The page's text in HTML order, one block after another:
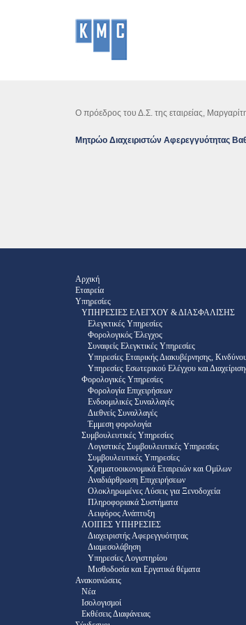
Ο πρόεδρος του Δ.Σ. της εταιρείας,
Μητρώο Διαχειριστών Αφερεγγυότητας
Αρχική
Εταιρεία
Υπηρεσίες
ΥΠΗΡΕΣΙΕΣ ΕΛΕΓΧΟΥ & ΔΙΑΣΦΑΛΙΣΗΣ
Ελεγκτικές Υπηρεσίες
Φορολογικός Έλεγχος
Συναφείς Ελεγκτικές Υπηρεσίες
Υπηρεσίες Εταιρικής Διακυβέρνησης,
Υπηρεσίες Εσωτερικού Ελέγχου και
Φορολογικές Υπηρεσίες
Φορολογία Επιχειρήσεων
Ενδοομιλικές Συναλλαγές
Διεθνείς Συναλλαγές
Έμμεση φορολογία
Συμβουλευτικές Υπηρεσίες
Λογιστικές Συμβουλευτικές Υπηρεσίες
Συμβουλευτικές Υπηρεσίες
Χρηματοοικονομικά Εταιρειών και Ομίλων
Αναδιάρθρωση Επιχειρήσεων
Ολοκληρωμένες Λύσεις για Ξενοδοχεία
Πληροφοριακά Συστήματα
Αειφόρος Ανάπτυξη
ΛΟΙΠΕΣ ΥΠΗΡΕΣΙΕΣ
Διαχειριστής Αφερεγγυότητας
Διαμεσολάβηση
Υπηρεσίες Λογιστηρίου
Μισθοδοσία και Εργατικά θέματα
Ανακοινώσεις
Νέα
Ισολογισμοί
Εκθέσεις Διαφάνειας